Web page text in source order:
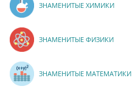
ЗНАМЕНИТЫЕ ХИМИКИ
ЗНАМЕНИТЫЕ ФИЗИКИ
ЗНАМЕНИТЫЕ МАТЕМАТИКИ